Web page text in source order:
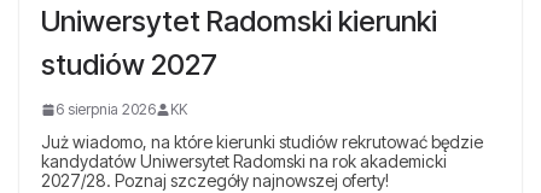
Uniwersytet Radomski kierunki
studiów 2027
6 sierpnia 2026 KK
Już wiadomo, na które kierunki studiów rekrutować będzie
kandydatów Uniwersytet Radomski na rok akademicki
2027/28. Poznaj szczegóły najnowszej oferty!